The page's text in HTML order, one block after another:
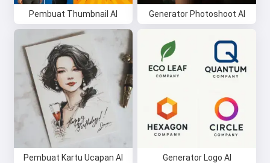
Pembuat Thumbnail AI Generator Photoshoot AI
Pembuat Kartu Ucapan AI Generator Logo AI